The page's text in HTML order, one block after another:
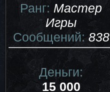
Ранг:Мастер
Игры
Сообщений:838
Деньги:
15 000